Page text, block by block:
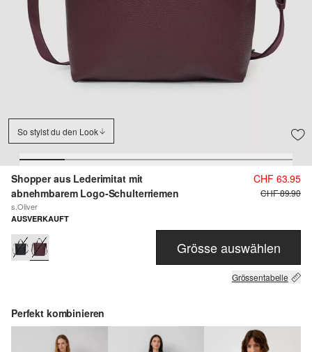
So stylst du den Look
Shopper aus Lederimitat mit
abnehmbarem Logo-Schulterriemen
s.Oliver
CHF 63.95
CHF 89.90
AUSVERKAUFT
Grösse auswählen
Grössentabelle
Perfekt kombinieren